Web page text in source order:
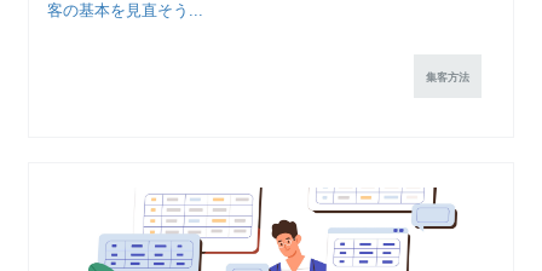
客の基本を見直そう...
集客方法